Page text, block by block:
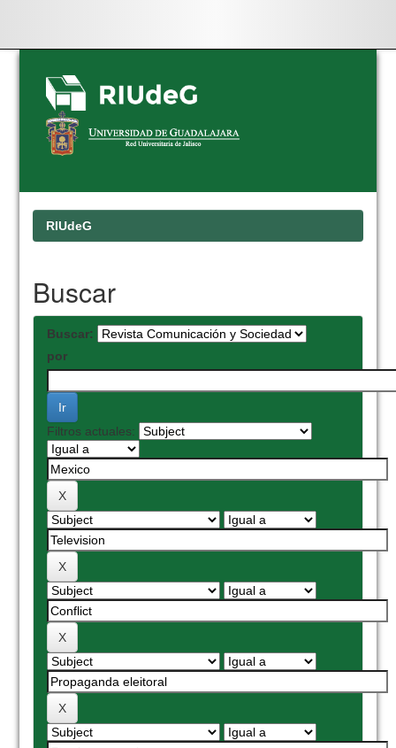
Skip
navigation
RIUdeG
Buscar
Buscar:
por
Filtros actuales: